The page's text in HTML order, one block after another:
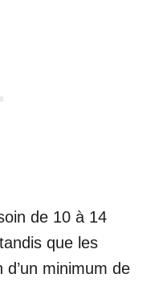
de 10 à 14
que les
minimum de